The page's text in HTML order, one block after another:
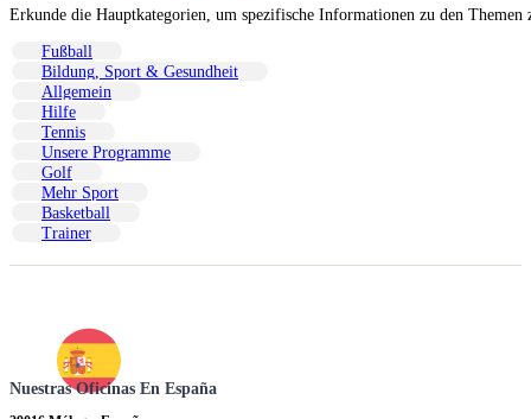
Erkunde die Hauptkategorien, um spezifische Informationen zu den
Fußball
Bildung, Sport & Gesundheit
Allgemein
Hilfe
Tennis
Unsere Programme
Golf
Mehr Sport
Basketball
Trainer
Nuestras Oficinas En España